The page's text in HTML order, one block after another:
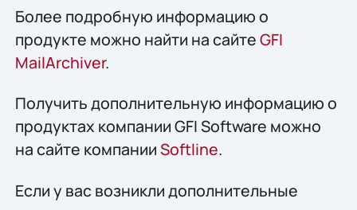
Более подробную информацию о
продукте можно найти на сайтеGFI
MailArchiver.
Получить дополнительную информацию о
продуктах компании GFI Software можно
на сайте компанииSoftline.
Если у вас возникли дополнительные